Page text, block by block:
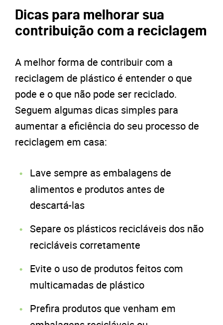
Dicas para melhorar sua
contribuição com a reciclagem
A melhor forma de contribuir com a
reciclagem de plástico é entender o que
pode e o que não pode ser reciclado.
Seguem algumas dicas simples para
aumentar a eficiência do seu processo de
reciclagem em casa:
Lave sempre as embalagens de
alimentos e produtos antes de
descartá-las
Separe os plásticos recicláveis dos não
recicláveis corretamente
Evite o uso de produtos feitos com
multicamadas de plástico
Prefira produtos que venham em